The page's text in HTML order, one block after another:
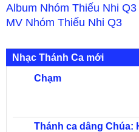
Album Nhóm Thiếu Nhi Q3
MV Nhóm Thiếu Nhi Q3
Nhạc Thánh Ca mới
Chạm
Thánh ca dâng Chúa: